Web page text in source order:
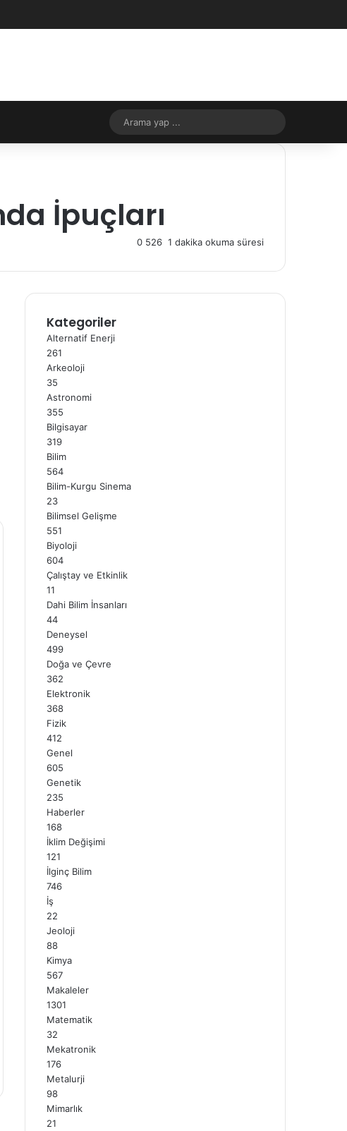
Rastgele Makale
Dış görünümü değiştir
yap
İpuçları
0 526 1 dakika okuma süresi
Kategoriler
Alternatif Enerji
261
Arkeoloji
35
Astronomi
355
Bilgisayar
319
Bilim
564
Bilim-Kurgu Sinema
23
Bilimsel Gelişme
551
Biyoloji
604
Çalıştay ve Etkinlik
11
Dahi Bilim İnsanları
44
Deneysel
499
Doğa ve Çevre
362
Elektronik
368
Fizik
412
Genel
605
Genetik
235
Haberler
168
İklim Değişimi
121
İlginç Bilim
746
İş
22
Jeoloji
88
Kimya
567
Makaleler
1301
Matematik
32
Mekatronik
176
Metalurji
98
Mimarlık
21